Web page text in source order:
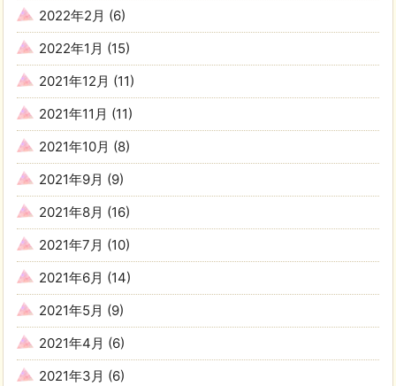
2022年2月 (6)
2022年1月 (15)
2021年12月 (11)
2021年11月 (11)
2021年10月 (8)
2021年9月 (9)
2021年8月 (16)
2021年7月 (10)
2021年6月 (14)
2021年5月 (9)
2021年4月 (6)
2021年3月 (6)